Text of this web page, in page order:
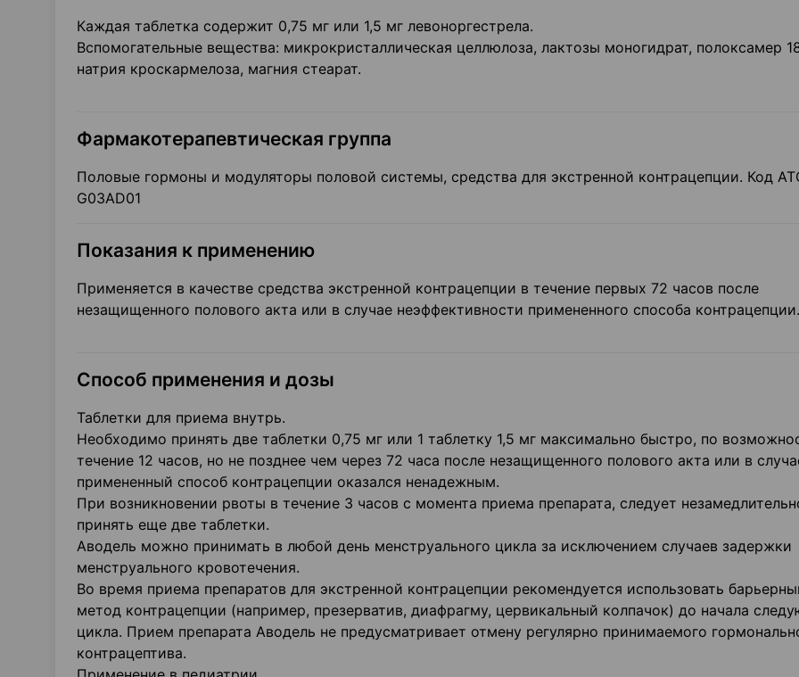
Каждая таблетка содержит 0,75 мг или 1,5 мг левоноргестрела.
Вспомогательные вещества: микрокристаллическая целлюлоза, лактозы моногидрат, полоксамер
натрия кроскармелоза, магния стеарат.
Фармакотерапевтическая группа
Половые гормоны и модуляторы половой системы, средства для экстренной контрацепции. Код
G03AD01
Показания к применению
Применяется в качестве средства экстренной контрацепции в течение первых 72 часов после
незащищенного полового акта или в случае неэффективности примененного способа контрацепции.
Способ применения и дозы
Таблетки для приема внутрь.
Необходимо принять две таблетки 0,75 мг или 1 таблетку 1,5 мг максимально быстро, по
течение 12 часов, но не позднее чем через 72 часа после незащищенного полового акта или в
примененный способ контрацепции оказался ненадежным.
При возникновении рвоты в течение 3 часов с момента приема препарата, следует
принять еще две таблетки.
Аводель можно принимать в любой день менструального цикла за исключением случаев задержки
менструального кровотечения.
Во время приема препаратов для экстренной контрацепции рекомендуется использовать
метод контрацепции (например, презерватив, диафрагму, цервикальный колпачок) до начала
цикла. Прием препарата Аводель не предусматривает отмену регулярно принимаемого
контрацептива.